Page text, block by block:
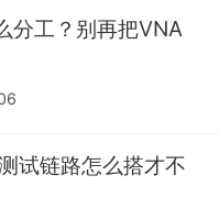
分工？别再把VNA
试链路怎么搭才不